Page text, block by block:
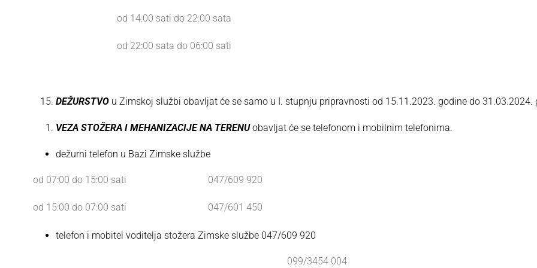
od 14:00 sati do 22:00 sata
od 22:00 sata do 06:00 sati
DEŽURSTVO u Zimskoj službi obavljat će se samo u I. stupnju pripravnosti od 15.11.2023. godine do 31.03.2024.
VEZA STOŽERA I MEHANIZACIJE NA TERENUobavljat će se telefonom i mobilnim telefonima.
dežurni telefon u Bazi Zimske službe
od 07:00 do 15:00 sati 047/609 920
od 15:00 do 07:00 sati 047/601 450
telefon i mobitel voditelja stožera Zimske službe 047/609 920
099/3454 004